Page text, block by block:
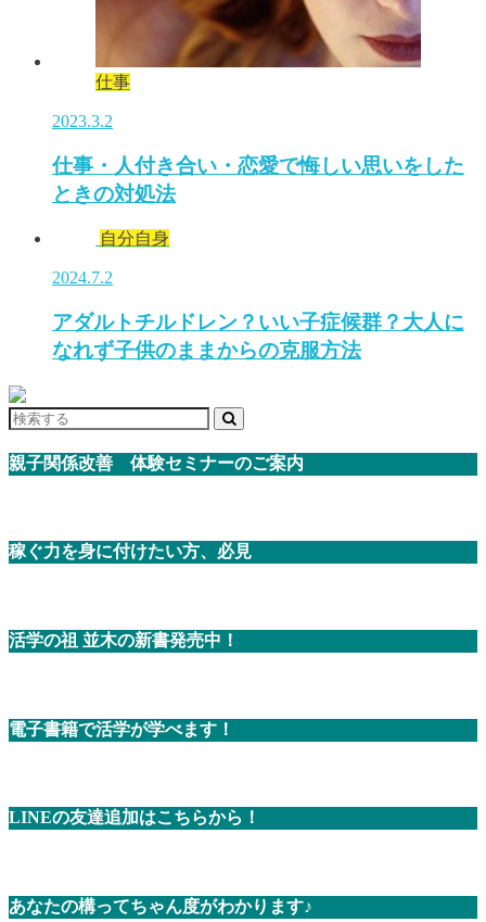
仕事
2023.3.2
仕事・人付き合い・恋愛で悔しい思いをした
ときの対処法
自分自身
2024.7.2
アダルトチルドレン？いい子症候群？大人に
なれず子供のままからの克服方法
親子関係改善 体験セミナーのご案内
稼ぐ力を身に付けたい方、必見
活学の祖 並木の新書発売中！
電子書籍で活学が学べます！
LINEの友達追加はこちらから！
あなたの構ってちゃん度がわかります♪